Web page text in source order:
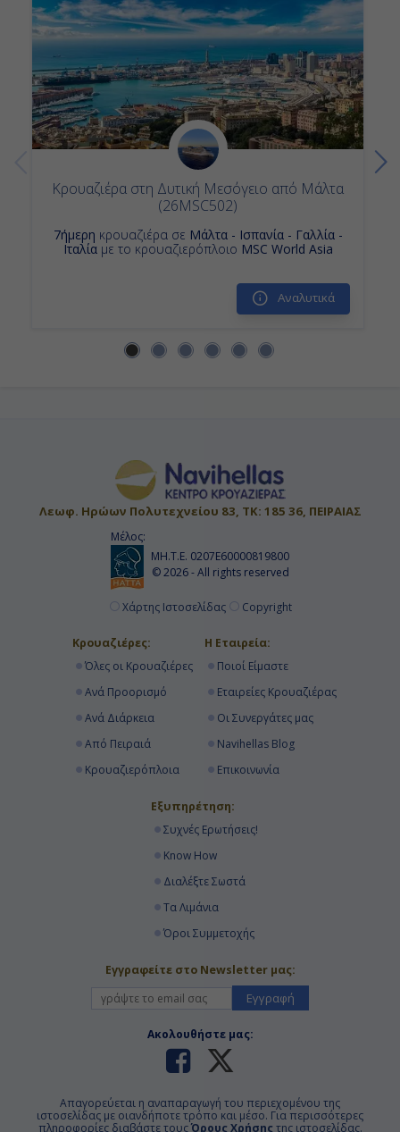
Κρουαζιέρα στη Δυτική Μεσόγειο από Μάλτα
(26MSC502)
7ήμερη κρουαζιέρα σε Μάλτα - Ισπανία - Γαλλία -
Ιταλίαμε το κρουαζιερόπλοιο MSC World Asia
Αναλυτικά
Λεωφ. Ηρώων Πολυτεχνείου 83, ΤΚ: 185 36, ΠΕΙΡΑΙΑΣ
Μέλος:
ΜΗ.Τ.Ε. 0207Ε60000819800
© 2026 - All rights reserved
Χάρτης Ιστοσελίδας Copyright
Κρουαζιέρες:
Όλες οι Κρουαζιέρες
Ανά Προορισμό
Ανά Διάρκεια
Από Πειραιά
Κρουαζιερόπλοια
Η Εταιρεία:
Ποιοί Είμαστε
Εταιρείες Κρουαζιέρας
Οι Συνεργάτες μας
Navihellas Blog
Επικοινωνία
Εξυπηρέτηση:
Συχνές Ερωτήσεις!
Know How
Διαλέξτε Σωστά
Τα Λιμάνια
Όροι Συμμετοχής
Εγγραφείτε στο Newsletter μας:
Εγγραφή
Ακολουθήστε μας:
Απαγορεύεται η αναπαραγωγή του περιεχομένου της
ιστοσελίδας με οιανδήποτε τρόπο και μέσο. Για περισσότερες
πληροφορίες διαβάστε τουςΌρους Χρήσης της ιστοσελίδας.